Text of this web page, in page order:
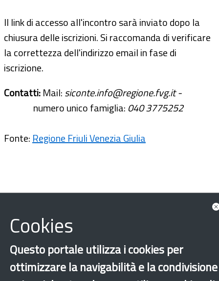
Il link di accesso all'incontro sarà inviato dopo la
chiusura delle iscrizioni. Si raccomanda di verificare
la correttezza dell'indirizzo email in fase di
iscrizione.
Contatti:Mail:siconte.info@regione.fvg.it -
numero unico famiglia: 040 3775252
Fonte: Regione Friuli Venezia Giulia
Cookies
Questo portale utilizza i cookies per
ottimizzare la navigabilità e la condivisione